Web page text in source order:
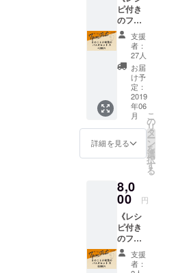
（180g
）で2食
分です
・スパ
ゲッ
ティ
(180g)×
12袋 ・
フェッ
トチー
(180g)×
12袋 ・
12袋
いませ
ん） 九
州人気
NO1、
ヤマエ
食品工
業の高
千穂峡
つゆ付
容）12
食分
※一袋
）で2食
・セブ
ングレ
インパ
スタ
（スパ
ゲッ
ティ
180g）
ピ付き
のフー
ドキッ
ト》オ
イルパ
スタが
簡単に
作れる
パスタ
セット
人気の
熊本県
産のド
ライベ
ジタブ
HOSHI
KOとの
コラ
ボ！ に
んにく
やたま
ねぎ、
生姜、
支援
者：
27人
お届
け予
定：
2019
年06
月
詳細を見る
こ
の
リ
タ
ー
ン
を
選
択
す
る
8,0
00 円
《レシ
ピ付き
のフー
ドキッ
ト》オ
支援
者：